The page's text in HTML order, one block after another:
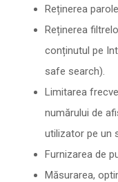
Reținerea
Reținerea
conținutul pe
safe search).
Limitarea
numărului de
utilizator pe un
Furnizarea de
Măsurarea,